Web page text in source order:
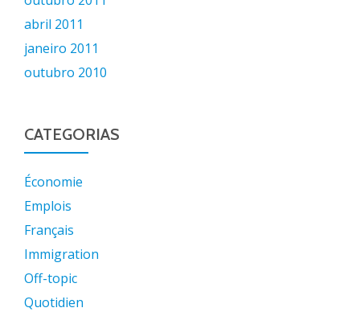
abril 2011
janeiro 2011
outubro 2010
CATEGORIAS
Économie
Emplois
Français
Immigration
Off-topic
Quotidien